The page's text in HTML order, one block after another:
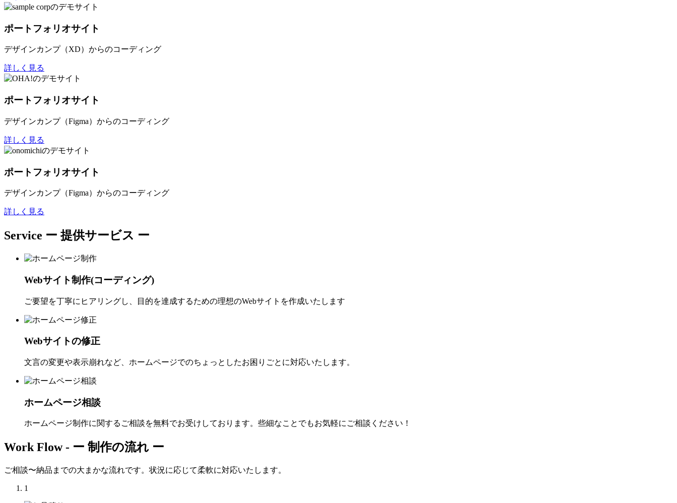
ポートフォリオサイト
デザインカンプ（XD）からのコーディング
詳しく見る
ポートフォリオサイト
デザインカンプ（Figma）からのコーディング
詳しく見る
ポートフォリオサイト
デザインカンプ（Figma）からのコーディング
詳しく見る
Service ー 提供サービス ー
Webサイト制作(コーディング)
ご要望を丁寧にヒアリングし、目的を達成するための理想のWebサイトを作成いたします
Webサイトの修正
文言の変更や表示崩れなど、ホームページでのちょっとしたお困りごとに対応いたします。
ホームページ相談
ホームページ制作に関するご相談を無料でお受けしております。些細なことでもお気軽にご相談ください！
Work Flow - ー 制作の流れ ー
ご相談〜納品までの大まかな流れです。状況に応じて柔軟に対応いたします。
1